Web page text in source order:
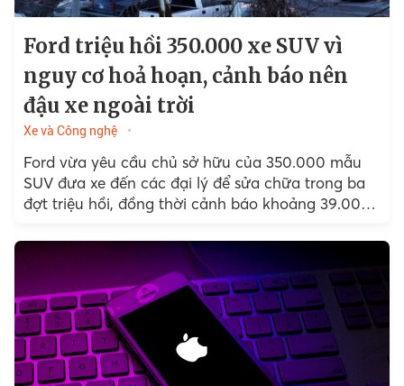
Ford triệu hồi 350.000 xe SUV vì
nguy cơ hoả hoạn, cảnh báo nên
đậu xe ngoài trời
Xe và Công nghệ
Ford vừa yêu cầu chủ sở hữu của 350.000 mẫu
SUV đưa xe đến các đại lý để sửa chữa trong ba
đợt triệu hồi, đồng thời cảnh báo khoảng 39.000